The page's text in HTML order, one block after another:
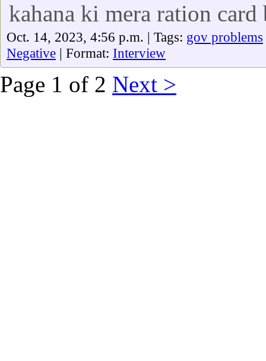
kahana ki mera ration card
Oct. 14, 2023, 4:56 p.m. | Tags: gov problems
Negative | Format: Interview
Page 1 of 2 Next >